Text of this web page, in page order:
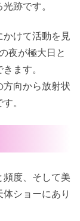
跡です。
かけて活動を見
夜が極大日と
ます。
方向から放射状
。
頻度、そして美
ショーにあり